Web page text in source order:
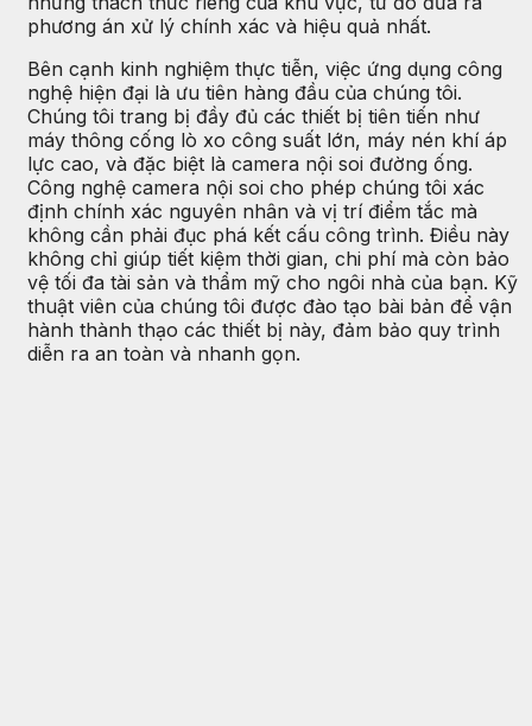
phương án xử lý chính xác và hiệu quả nhất.
Bên cạnh kinh nghiệm thực tiễn, việc ứng dụng công
nghệ hiện đại là ưu tiên hàng đầu của chúng tôi.
Chúng tôi trang bị đầy đủ các thiết bị tiên tiến như
máy thông cống lò xo công suất lớn, máy nén khí áp
lực cao, và đặc biệt là camera nội soi đường ống.
Công nghệ camera nội soi cho phép chúng tôi xác
định chính xác nguyên nhân và vị trí điểm tắc mà
không cần phải đục phá kết cấu công trình. Điều này
không chỉ giúp tiết kiệm thời gian, chi phí mà còn bảo
vệ tối đa tài sản và thẩm mỹ cho ngôi nhà của bạn. Kỹ
thuật viên của chúng tôi được đào tạo bài bản để vận
hành thành thạo các thiết bị này, đảm bảo quy trình
diễn ra an toàn và nhanh gọn.